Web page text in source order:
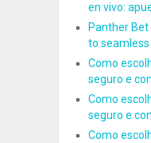
en vivo:
Panther
to
Como
seguro e
Como
seguro e
Como